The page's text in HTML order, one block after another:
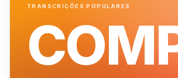
TRANSCRIÇÕES POPULARES